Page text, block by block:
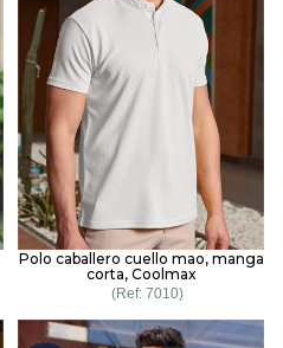
Polo caballero cuello mao, manga
corta, Coolmax
7010